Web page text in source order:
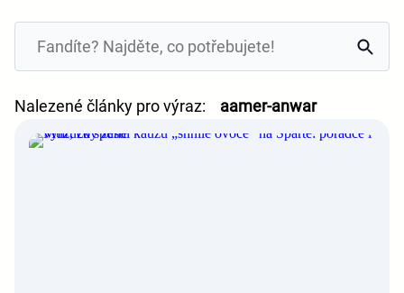
Nalezené články pro výraz: aamer-anwar